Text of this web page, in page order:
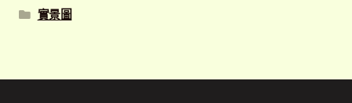
實景圖